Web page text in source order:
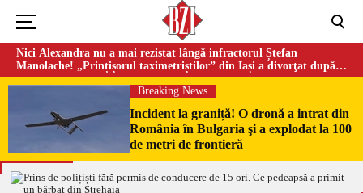
Nici Alexandra nu a mai rezistat lângă infractorul Ștefan
Manolache! „Prințișorul taximetriștilor” din Iași a divorţat după
doi ani de căsnicie
Breaking News
Incident la graniță! O dronă a intrat din
România în Bulgaria şi a explodat la 100
de metri de frontieră